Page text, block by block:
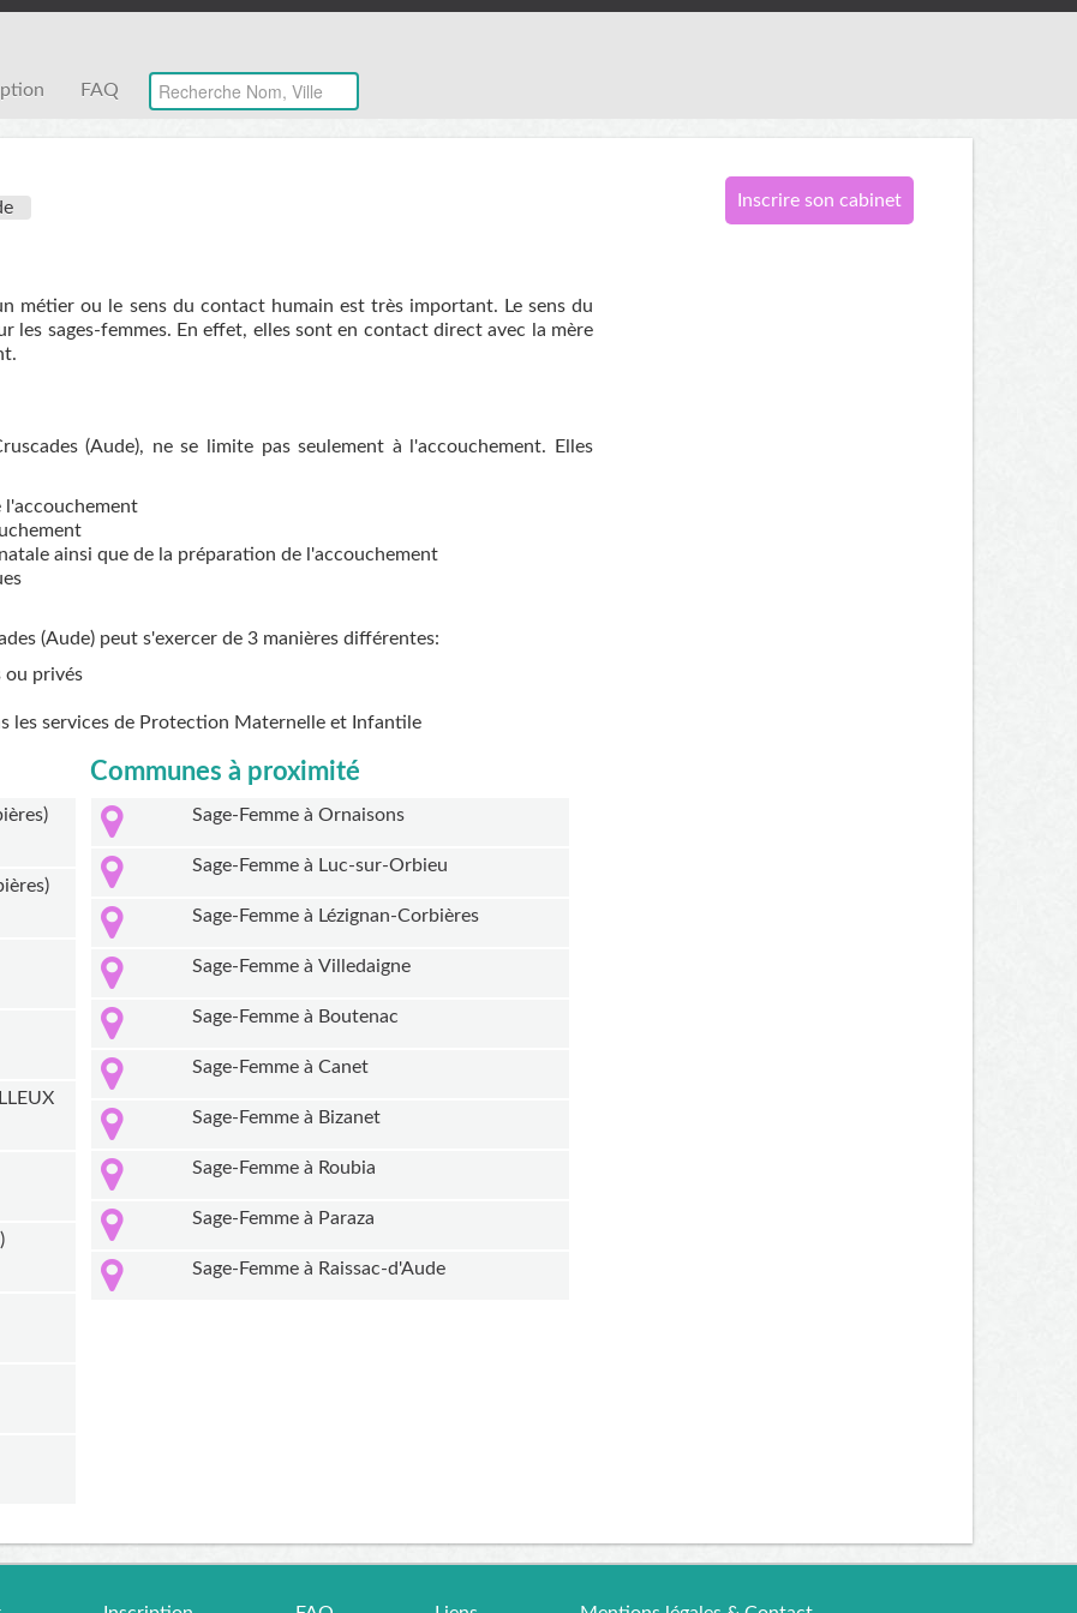
FAQ
métier ou le sens du contact humain est très important. Le sens du
les sages-femmes. En effet, elles sont en contact direct avec la mère
(Aude), ne se limite pas seulement à l'accouchement. Elles
l'accouchement
ainsi que de la préparation de l'accouchement
(Aude) peut s'exercer de 3 manières différentes:
ou privés
les services de Protection Maternelle et Infantile
Communes à proximité
Sage-Femme à Ornaisons
Sage-Femme à Luc-sur-Orbieu
Sage-Femme à Lézignan-Corbières
Sage-Femme à Villedaigne
Sage-Femme à Boutenac
Sage-Femme à Canet
Sage-Femme à Bizanet
Sage-Femme à Roubia
Sage-Femme à Paraza
Sage-Femme à Raissac-d'Aude
Inscrire son cabinet